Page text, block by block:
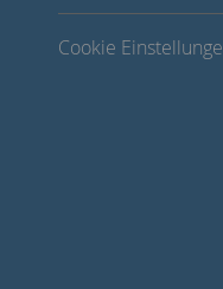
Cookie